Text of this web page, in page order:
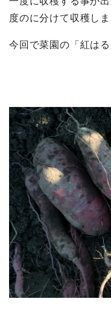
度のに分けて収穫しま
今回で菜園の「紅は